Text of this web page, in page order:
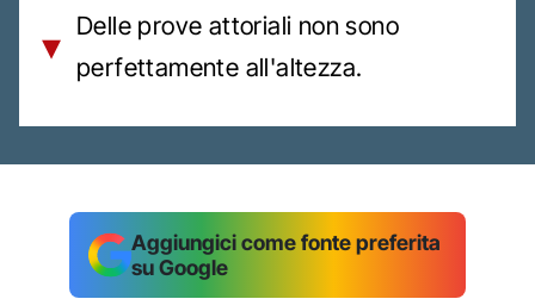
Delle prove attoriali non sono
perfettamente all'altezza.
Aggiungici come fonte preferita
su Google